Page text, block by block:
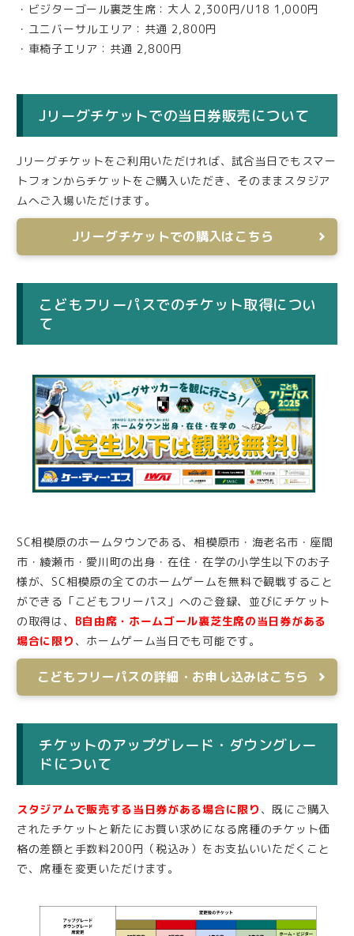
・ビジターゴール裏芝生席：大人 2,300円/U18 1,000円
・ユニバーサルエリア：共通 2,800円
・車椅子エリア：共通 2,800円
Jリーグチケットでの当日券販売について
Jリーグチケットをご利用いただければ、試合当日でもスマー
トフォンからチケットをご購入いただき、そのままスタジア
ムへご入場いただけます。
Jリーグチケットでの購入はこちら
こどもフリーパスでのチケット取得につい
て
SC相模原のホームタウンである、相模原市・海老名市・座間
市・綾瀬市・愛川町の出身・在住・在学の小学生以下のお子
様が、SC相模原の全てのホームゲームを無料で観戦すること
ができる「こどもフリーパス」へのご登録、並びにチケット
の取得は、 B自由席・ホームゴール裏芝生席の当日券がある
場合に限り 、ホームゲーム当日でも可能です。
こどもフリーパスの詳細・お申し込みはこちら
チケットのアップグレード・ダウングレー
ドについて
スタジアムで販売する当日券がある場合に限り 、既にご購入
されたチケットと新たにお買い求めになる席種のチケット価
格の差額と手数料200円（税込み）をお支払いいただくこと
で、席種を変更いただけます。